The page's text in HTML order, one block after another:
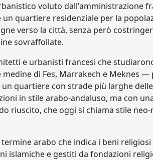
voluto dall'amministrazione
quartiere residenziale per la
verso la città, senza però
sovraffollate.
e urbanisti francesi che
di Fes, Marrakech e Meknes
quartiere con strade più larghe
in stile arabo-andaluso, ma con
riuscito, che oggi si chiama stile
arabo che indica i beni
islamiche e gestiti da fondazioni